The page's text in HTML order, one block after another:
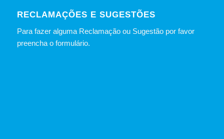
RECLAMAÇÕES E SUGESTÕES
Para fazer alguma Reclamação ou Sugestão por favor
preencha o formulário.